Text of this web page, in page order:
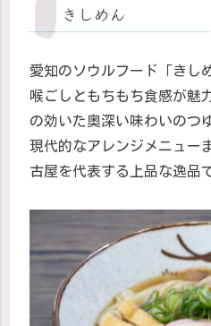
きしめん
愛知のソウルフード「きし
喉ごしともちもち食感が魅
の効いた奥深い味わいのつ
現代的なアレンジメニュー
古屋を代表する上品な逸品